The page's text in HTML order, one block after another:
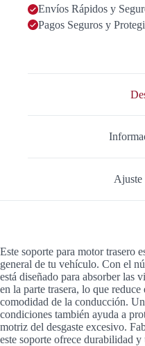
Envíos Rápidos y
Pagos Seguros y
Ajuste
Este soporte para motor trasero
general de tu vehículo. Con el
está diseñado para absorber las
en la parte trasera, lo que
comodidad de la conducción.
condiciones también ayuda a
motriz del desgaste excesivo.
este soporte ofrece durabilidad